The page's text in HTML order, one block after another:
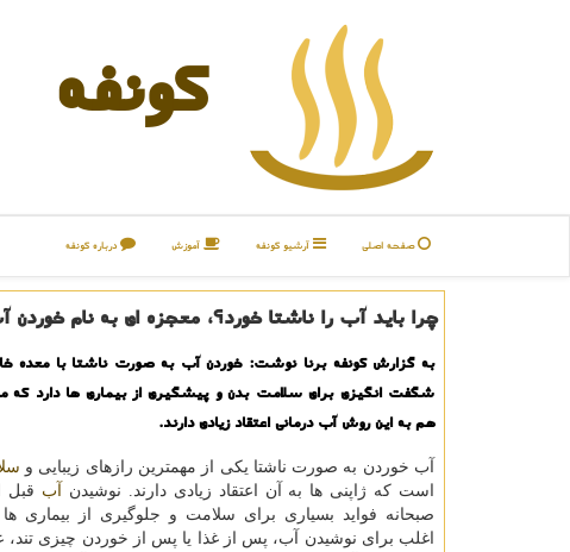
كونفه
صفحه اصلی آرشیو كونفه آموزش درباره كونفه
چرا باید آب را ناشتا خورد؟، معجزه ای به نام خوردن
به گزارش كونفه برنا نوشت: خوردن آب به صورت ناشتا با معده
شگفت انگیزی برای سلامت بدن و پیشگیری از بیماری ها دارد كه
هم به این روش آب درمانی اعتقاد زیادی دارند.
آب خوردن به صورت ناشتا یكی از مهمترین رازهای زیبایی و
است كه ژاپنی ها به آن اعتقاد زیادی دارند. نوشیدن
آب
صبحانه فواید بسیاری برای سلامت و جلوگیری از بیماری ها
اغلب برای نوشیدن آب، پس از غذا یا پس از خوردن چیزی